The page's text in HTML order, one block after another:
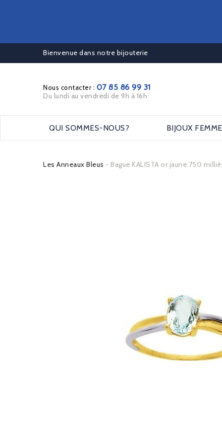
Bienvenue dans notre bijouterie
Nous contacter : 07 85 86 99 31
Du lundi au vendredi de 9h à 16h
QUI SOMMES-NOUS? BIJOUX FEMME
Les Anneaux Bleus Bague KALISTA or jaune 750